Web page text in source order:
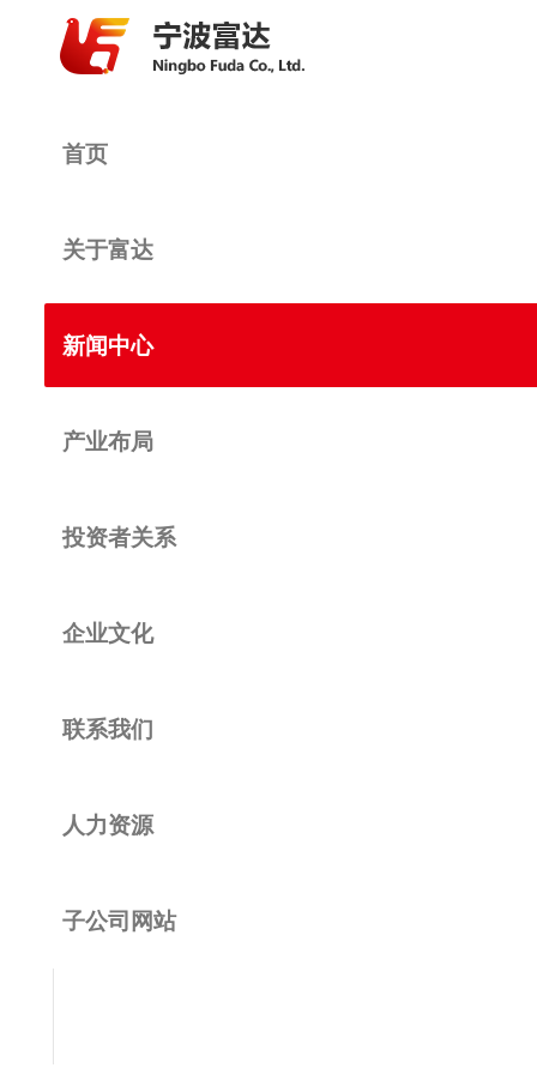
首页
关于富达
新闻中心
产业布局
投资者关系
企业文化
联系我们
人力资源
子公司网站